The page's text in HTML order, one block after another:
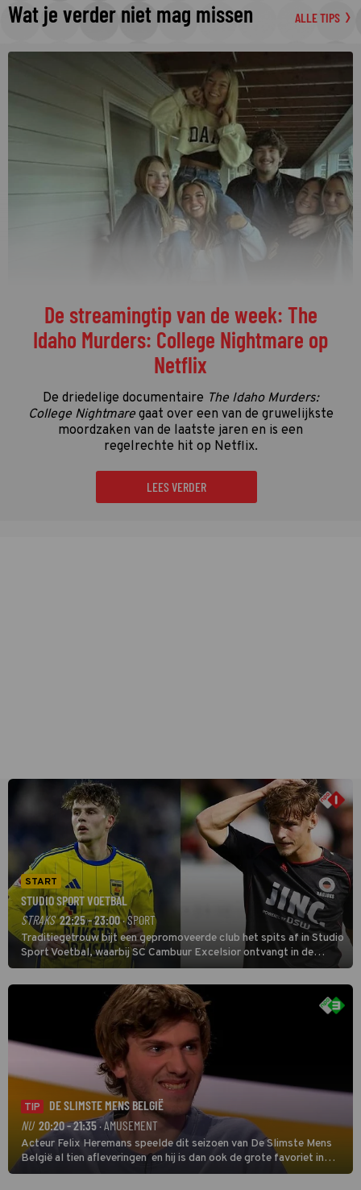
Wat je verder niet mag missen ALLE TIPS
De streamingtip van de week: The
Idaho Murders: College Nightmare op
Netflix
De driedelige documentaire The Idaho Murders:
College Nightmaregaat over een van de gruwelijkste
moordzaken van de laatste jaren en is een
regelrechte hit op Netflix.
LEES VERDER
START
STUDIO SPORT VOETBAL
STRAKS 22:25 - 23:00· SPORT
Traditiegetrouw bijt een gepromoveerde club het spits af in Studio
Sport Voetbal, waarbij SC Cambuur Excelsior ontvangt in de
eerste wedstrijd van het nieuwe Eredivisieseizoen. De nieuwe
oefenmeester is Johan Plat en hij wil aanvallend voetballen.
TIP
DE SLIMSTE MENS BELGIË
NU 20:20 - 21:35· AMUSEMENT
Acteur Felix Heremans speelde dit seizoen van De Slimste Mens
België al tien afleveringen en hij is dan ook de grote favoriet in
deze seizoensfinale. En er is Nederlandse inbreng, want komiek